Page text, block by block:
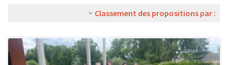
Classement des propositions par :